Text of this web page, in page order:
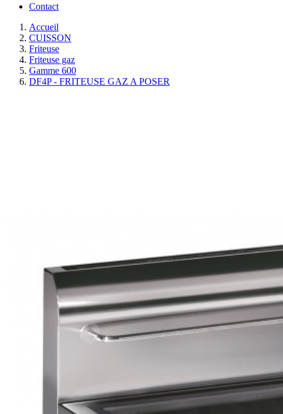
Contact
Accueil
CUISSON
Friteuse
Friteuse gaz
Gamme 600
DF4P - FRITEUSE GAZ A POSER